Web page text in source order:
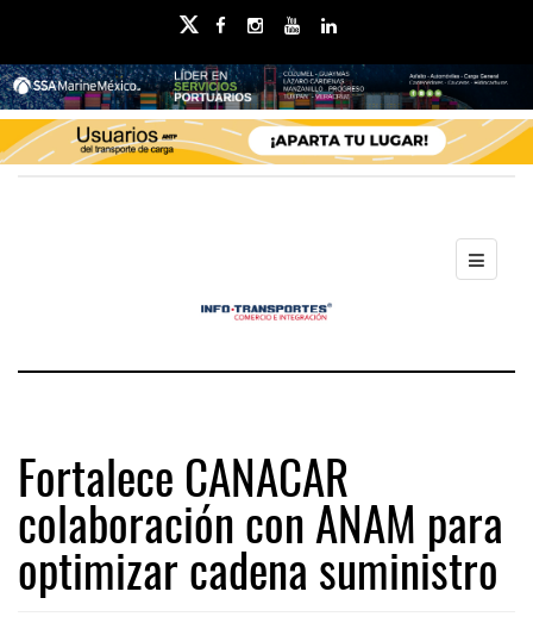
Fortalece CANACAR
colaboración con ANAM para
optimizar cadena suministro